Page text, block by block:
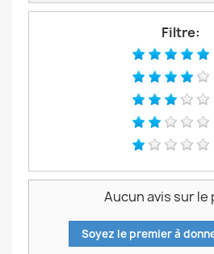
Filtre:
Aucun avis sur
Soyez le premier à